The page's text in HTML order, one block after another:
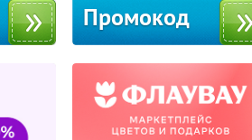
Промокод